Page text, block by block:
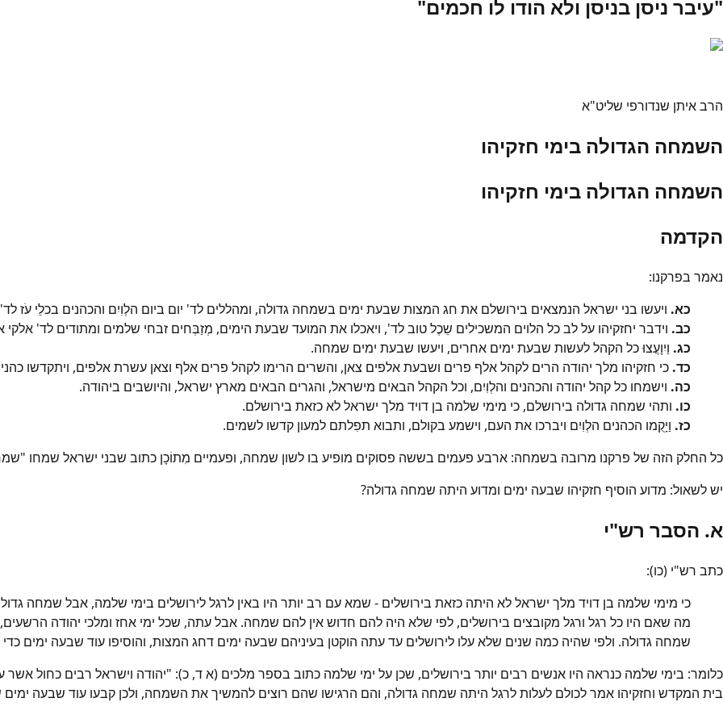
"עיבר ניסן בניסן ולא הודו לו חכמים"
הרב איתן שנדורפי שליט"א
השמחה הגדולה בימי חזקיהו
השמחה הגדולה בימי חזקיהו
הקדמה
נאמר בפרקנו:
כא. ויעשו בני ישראל הנמצאים בירושלם את חג המצות שבעת ימים בשמחה גדולה, ומהללים לד' יום ביום הלְוִיִם והכהנים בכלֵי עֹז
כב. וידבר יחזקיהו על לב כל הלוים המשכילים שֵכֶל טוב לד', ויאכלו את המועד שבעת הימים, מְזַבְּחים זבחי שלמים ומתודים לד' אלקי
כג. וַיִוָעֲצוּ כל הקהל לעשות שבעת ימים אחרים, ויעשו שבעת ימים שמחה.
כד. כי חזקיהו מלך יהודה הרים לקהל אלף פרים ושבעת אלפים צאן, והשרים הרימו לקהל פרים אלף וצאן עשרת אלפים, ויתקדשו
כה. וישמחו כל קהל יהודה והכהנים והלְוִיִם, וכל הקהל הבאים מישראל, והגרים הבאים מארץ ישראל, והיושבים ביהודה.
כו. ותהי שמחה גדולה בירושלם, כי מימי שלמה בן דויד מלך ישראל לא כזאת בירושלם.
כז. וַיָקֻמו הכהנים הלְוִיִם ויברכו את העם, וישמע בקולם, ותבוא תפִלתם למעון קדשו לשמים.
כל החלק הזה של פרקנו מרובה בשמחה: ארבע פעמים בששה פסוקים מופיע בו לשון שמחה, ופעמיים מִתוֹכָן כתוב שבני ישראל שמחו
יש לשאול: מדוע הוסיף חזקיהו שבעה ימים ומדוע היתה שמחה גדולה?
א. הסבר רש"י
כתב רש"י (כו):
כי מימי שלמה בן דויד מלך ישראל לא היתה כזאת בירושלים - שמא עם רב יותר היו באין לרגל לירושלים בימי שלמה, אבל שמחה
מה שאם היו כל רגל ורגל מקובצים בירושלים, לפי שלא היה להם חדוש אין להם שמחה. אבל עתה, שכל ימי אחז ומלכי יהודה הרשעים,
שמחה גדולה. ולפי שהיה כמה שנים שלא עלו לירושלים עד עתה הוקטן בעיניהם שבעה ימים דחג המצות, והוסיפו עוד שבעה ימים
כלומר: בימי שלמה כנראה היו אנשים רבים יותר בירושלים, שכן על ימי שלמה כתוב בספר מלכים (א ד, כ): "יהודה וישראל רבים כחול
בית המקדש וחזקיהו אמר לכולם לעלות לרגל היתה שמחה גדולה, והם הרגישו שהם רוצים להמשיך את השמחה, ולכן קבעו עוד שבעה